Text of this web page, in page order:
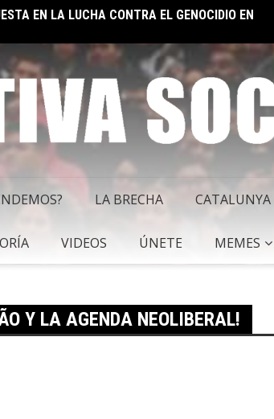
LA BRECHA CATALUNYA
VIDEOS ÚNETE MEMES
Y LA AGENDA NEOLIBERAL!